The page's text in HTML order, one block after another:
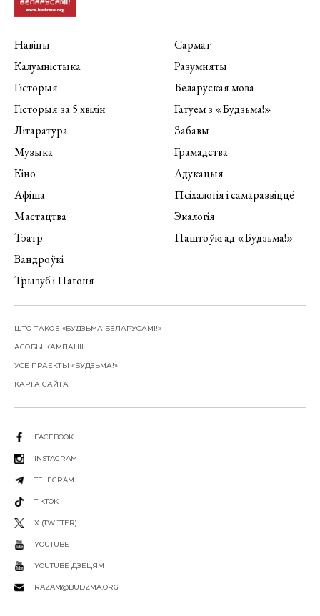
Навіны
Калумністыка
Гісторыя
Гісторыя за 5 хвілін
Літаратура
Музыка
Кіно
Афіша
Мастацтва
Тэатр
Вандроўкі
Трызуб і Пагоня
Сармат
Разумняты
Беларуская мова
Гатуем з «Будзьма!»
Забавы
Грамадства
Адукацыя
Псіхалогія і самаразвіццё
Экалогія
Паштоўкі ад «Будзьма!»
ШТО ТАКОЕ «БУДЗЬМА БЕЛАРУСАМІ!»
АСОБЫ КАМПАНІІ
УСЕ ПРАЕКТЫ «БУДЗЬМА!»
КАРТА САЙТА
FACEBOOK
INSTAGRAM
TELEGRAM
TIKTOK
X (TWITTER)
YOUTUBE
YOUTUBE ДЗЕЦЯМ
RAZAM@BUDZMA.ORG